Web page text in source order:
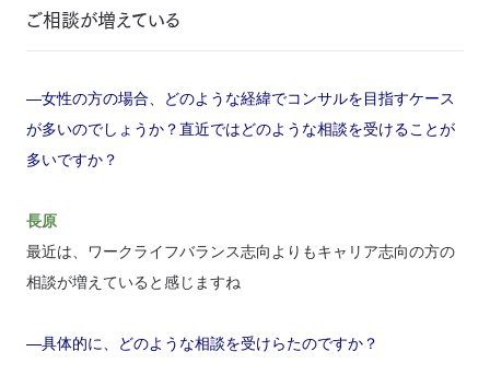
ご相談が増えている
―女性の方の場合、どのような経緯でコンサルを目指すケース
が多いのでしょうか？直近ではどのような相談を受けることが
多いですか？
長原
最近は、ワークライフバランス志向よりもキャリア志向の方の
相談が増えていると感じますね
―具体的に、どのような相談を受けらたのですか？